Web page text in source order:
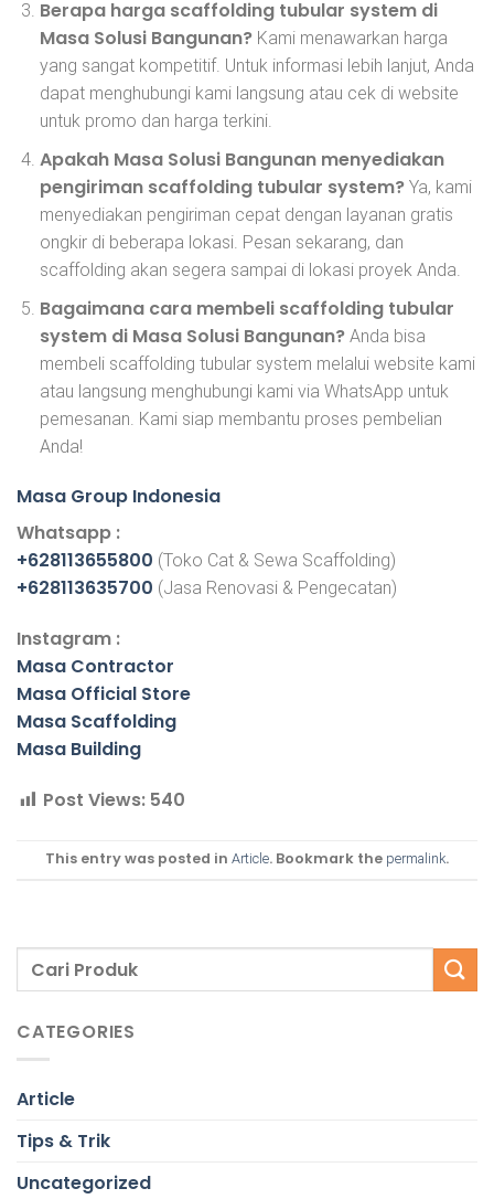
Berapa harga scaffolding tubular system di
Masa Solusi Bangunan?Kami menawarkan harga
yang sangat kompetitif. Untuk informasi lebih lanjut, Anda
dapat menghubungi kami langsung atau cek di website
untuk promo dan harga terkini.
Apakah Masa Solusi Bangunan menyediakan
pengiriman scaffolding tubular system?Ya, kami
menyediakan pengiriman cepat dengan layanan gratis
ongkir di beberapa lokasi. Pesan sekarang, dan
scaffolding akan segera sampai di lokasi proyek Anda.
Bagaimana cara membeli scaffolding tubular
system di Masa Solusi Bangunan?Anda bisa
membeli scaffolding tubular system melalui website kami
atau langsung menghubungi kami via WhatsApp untuk
pemesanan. Kami siap membantu proses pembelian
Anda!
Masa Group Indonesia
Whatsapp :
+628113655800 (Toko Cat & Sewa Scaffolding)
+628113635700 (Jasa Renovasi & Pengecatan)
Instagram :
Masa Contractor
Masa Official Store
Masa Scaffolding
Masa Building
Post Views: 540
This entry was posted in Article. Bookmark the permalink.
CATEGORIES
Article
Tips & Trik
Uncategorized